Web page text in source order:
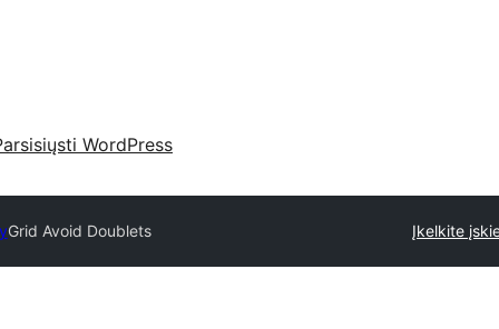
WordPress
Grid Avoid Doublets Įkelkite